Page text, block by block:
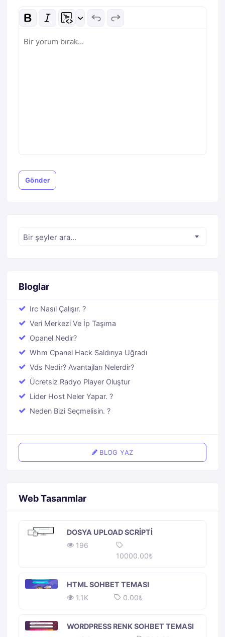
Gönder
Bir şeyler ara...
Bloglar
Irc Nasıl Çalışır. ?
Veri Merkezi Ve İp Taşıma
Opanel Nedir?
Whm Cpanel Hack Saldırıya Uğradı
Vds Nedir? Avantajları Nelerdir?
Ücretsiz Radyo Player Oluştur
Lider Host Neler Yapar. ?
Neden Bizi Seçmelisin. ?
BLOG YAZ
Web Tasarımlar
DOSYA UPLOAD SCRIPTI
196
10000.00₺
HTML SOHBET TEMASI
1.1K
0.00₺
WORDPRESS RENK SOHBET TEMASI